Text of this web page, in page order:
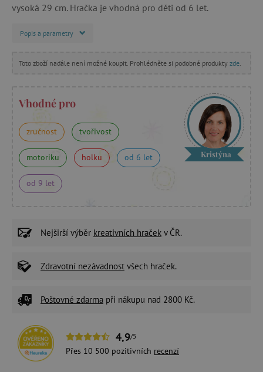
vysoká 29 cm. Hračka je vhodná pro děti od 6 let.
Popis a parametry
Toto zboží nadále není možné koupit. Prohlédněte si podobné produkty zde
Vhodné pro
zručnost tvořivost
motoriku holku od 6 let
od 9 let
Kristýna
Nejširší výběr kreativních hraček v ČR.
Zdravotní nezávadnost všech hraček.
Poštovné zdarma při nákupu nad 2800 Kč.
4,9/5
Přes 10 500 pozitivních recenzí